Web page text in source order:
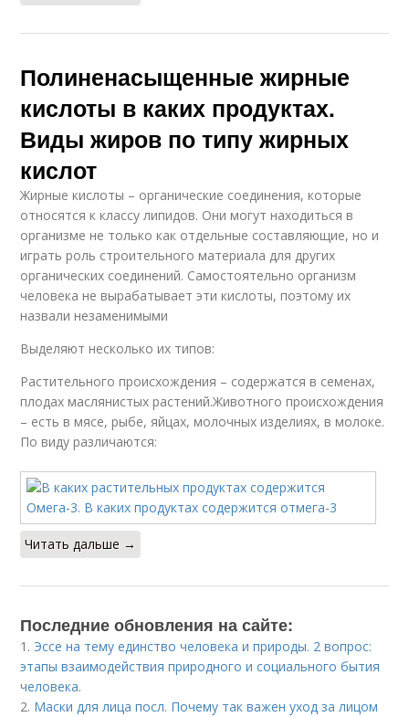
Полиненасыщенные жирные
кислоты в каких продуктах.
Виды жиров по типу жирных
кислот
Жирные кислоты – органические соединения, которые
относятся к классу липидов. Они могут находиться в
организме не только как отдельные составляющие, но и
играть роль строительного материала для других
органических соединений. Самостоятельно организм
человека не вырабатывает эти кислоты, поэтому их
назвали незаменимыми
Выделяют несколько их типов:
Растительного происхождения – содержатся в семенах,
плодах маслянистых растений.Животного происхождения
– есть в мясе, рыбе, яйцах, молочных изделиях, в молоке.
По виду различаются:
Читать дальше →
Последние обновления на сайте:
1. Эссе на тему единство человека и природы. 2 вопрос:
этапы взаимодействия природного и социального бытия
человека.
2. Маски для лица посл. Почему так важен уход за лицом